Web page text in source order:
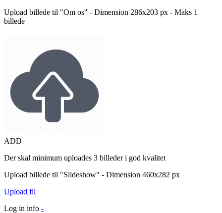
Upload billede til "Om os" - Dimension 286x203 px - Maks 1
billede
ADD
Der skal minimum uploades 3 billeder i god kvalitet
Upload billede til "Slideshow" - Dimension 460x282 px
Upload fil
Log in info -